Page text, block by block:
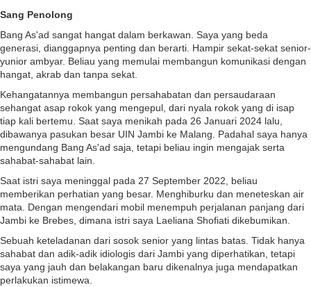
Sang Penolong
Bang As'ad sangat hangat dalam berkawan. Saya yang beda
generasi, dianggapnya penting dan berarti. Hampir sekat-sekat senior-
yunior ambyar. Beliau yang memulai membangun komunikasi dengan
hangat, akrab dan tanpa sekat.
Kehangatannya membangun persahabatan dan persaudaraan
sehangat asap rokok yang mengepul, dari nyala rokok yang di isap
tiap kali bertemu. Saat saya menikah pada 26 Januari 2024 lalu,
dibawanya pasukan besar UIN Jambi ke Malang. Padahal saya hanya
mengundang Bang As'ad saja, tetapi beliau ingin mengajak serta
sahabat-sahabat lain.
Saat istri saya meninggal pada 27 September 2022, beliau
memberikan perhatian yang besar. Menghiburku dan meneteskan air
mata. Dengan mengendari mobil menempuh perjalanan panjang dari
Jambi ke Brebes, dimana istri saya Laeliana Shofiati dikebumikan.
Sebuah keteladanan dari sosok senior yang lintas batas. Tidak hanya
sahabat dan adik-adik idiologis dari Jambi yang diperhatikan, tetapi
saya yang jauh dan belakangan baru dikenalnya juga mendapatkan
perlakukan istimewa.